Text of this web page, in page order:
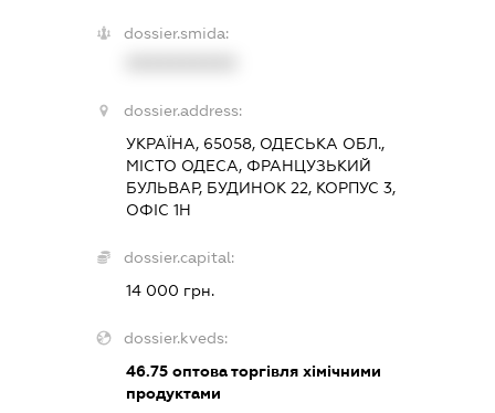
dossier.smida:
dossier.address:
УКРАЇНА, 65058, ОДЕСЬКА ОБЛ.,
МІСТО ОДЕСА, ФРАНЦУЗЬКИЙ
БУЛЬВАР, БУДИНОК 22, КОРПУС 3,
ОФІС 1Н
dossier.capital:
14 000 грн.
dossier.kveds:
46.75 оптова торгівля хімічними
продуктами